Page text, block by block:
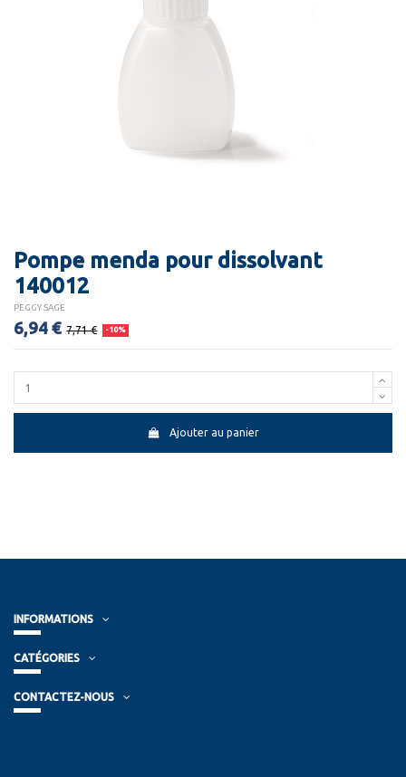
Pompe menda pour dissolvant
140012
PEGGY SAGE
6,94 € 7,71 € -10%
Ajouter au panier
INFORMATIONS
CATÉGORIES
CONTACTEZ-NOUS